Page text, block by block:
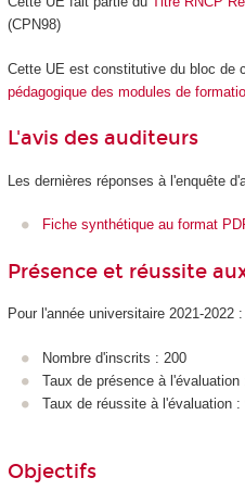
(CPN98)
Cette UE est constitutive du bloc de
pédagogique des modules de
L'avis des auditeurs
Les dernières réponses à l'enquête
Fiche synthétique au format
Présence et réussite
Pour l'année universitaire 2021-2022 :
Nombre d'inscrits : 200
Taux de présence à l'évaluation
Taux de réussite à l'évaluation :
Objectifs